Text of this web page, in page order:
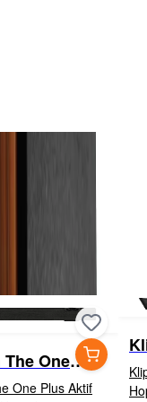
One
Bluetooth
One Plus Aktif